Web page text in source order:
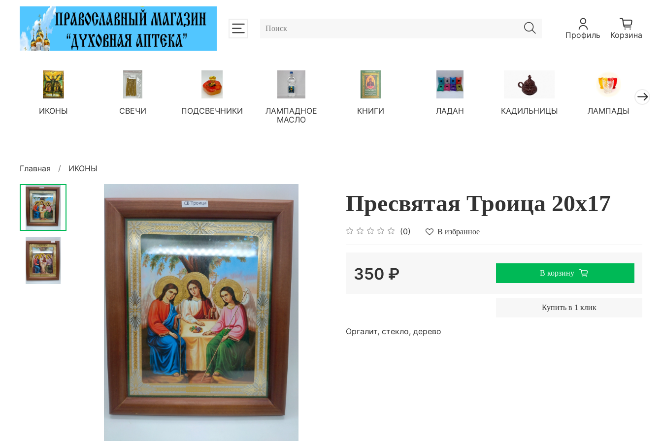
Профиль Корзина
ИКОНЫ СВЕЧИ ПОДСВЕЧНИКИ
ЛАМПАДНОЕ
МАСЛО
КНИГИ ЛАДАН КАДИЛЬНИЦЫ ЛАМПАДЫ
Главная ИКОНЫ
Пресвятая Троица 20х17
(0) В избранное
350 ₽ В корзину
Купить в 1 клик
Оргалит, стекло, дерево